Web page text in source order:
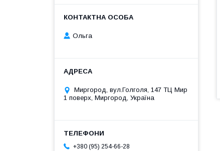
Ольга
Миргород, вул.Голголя, 147 ТЦ Мир
1 поверх, Миргород, Україна
+380 (95) 254-66-28